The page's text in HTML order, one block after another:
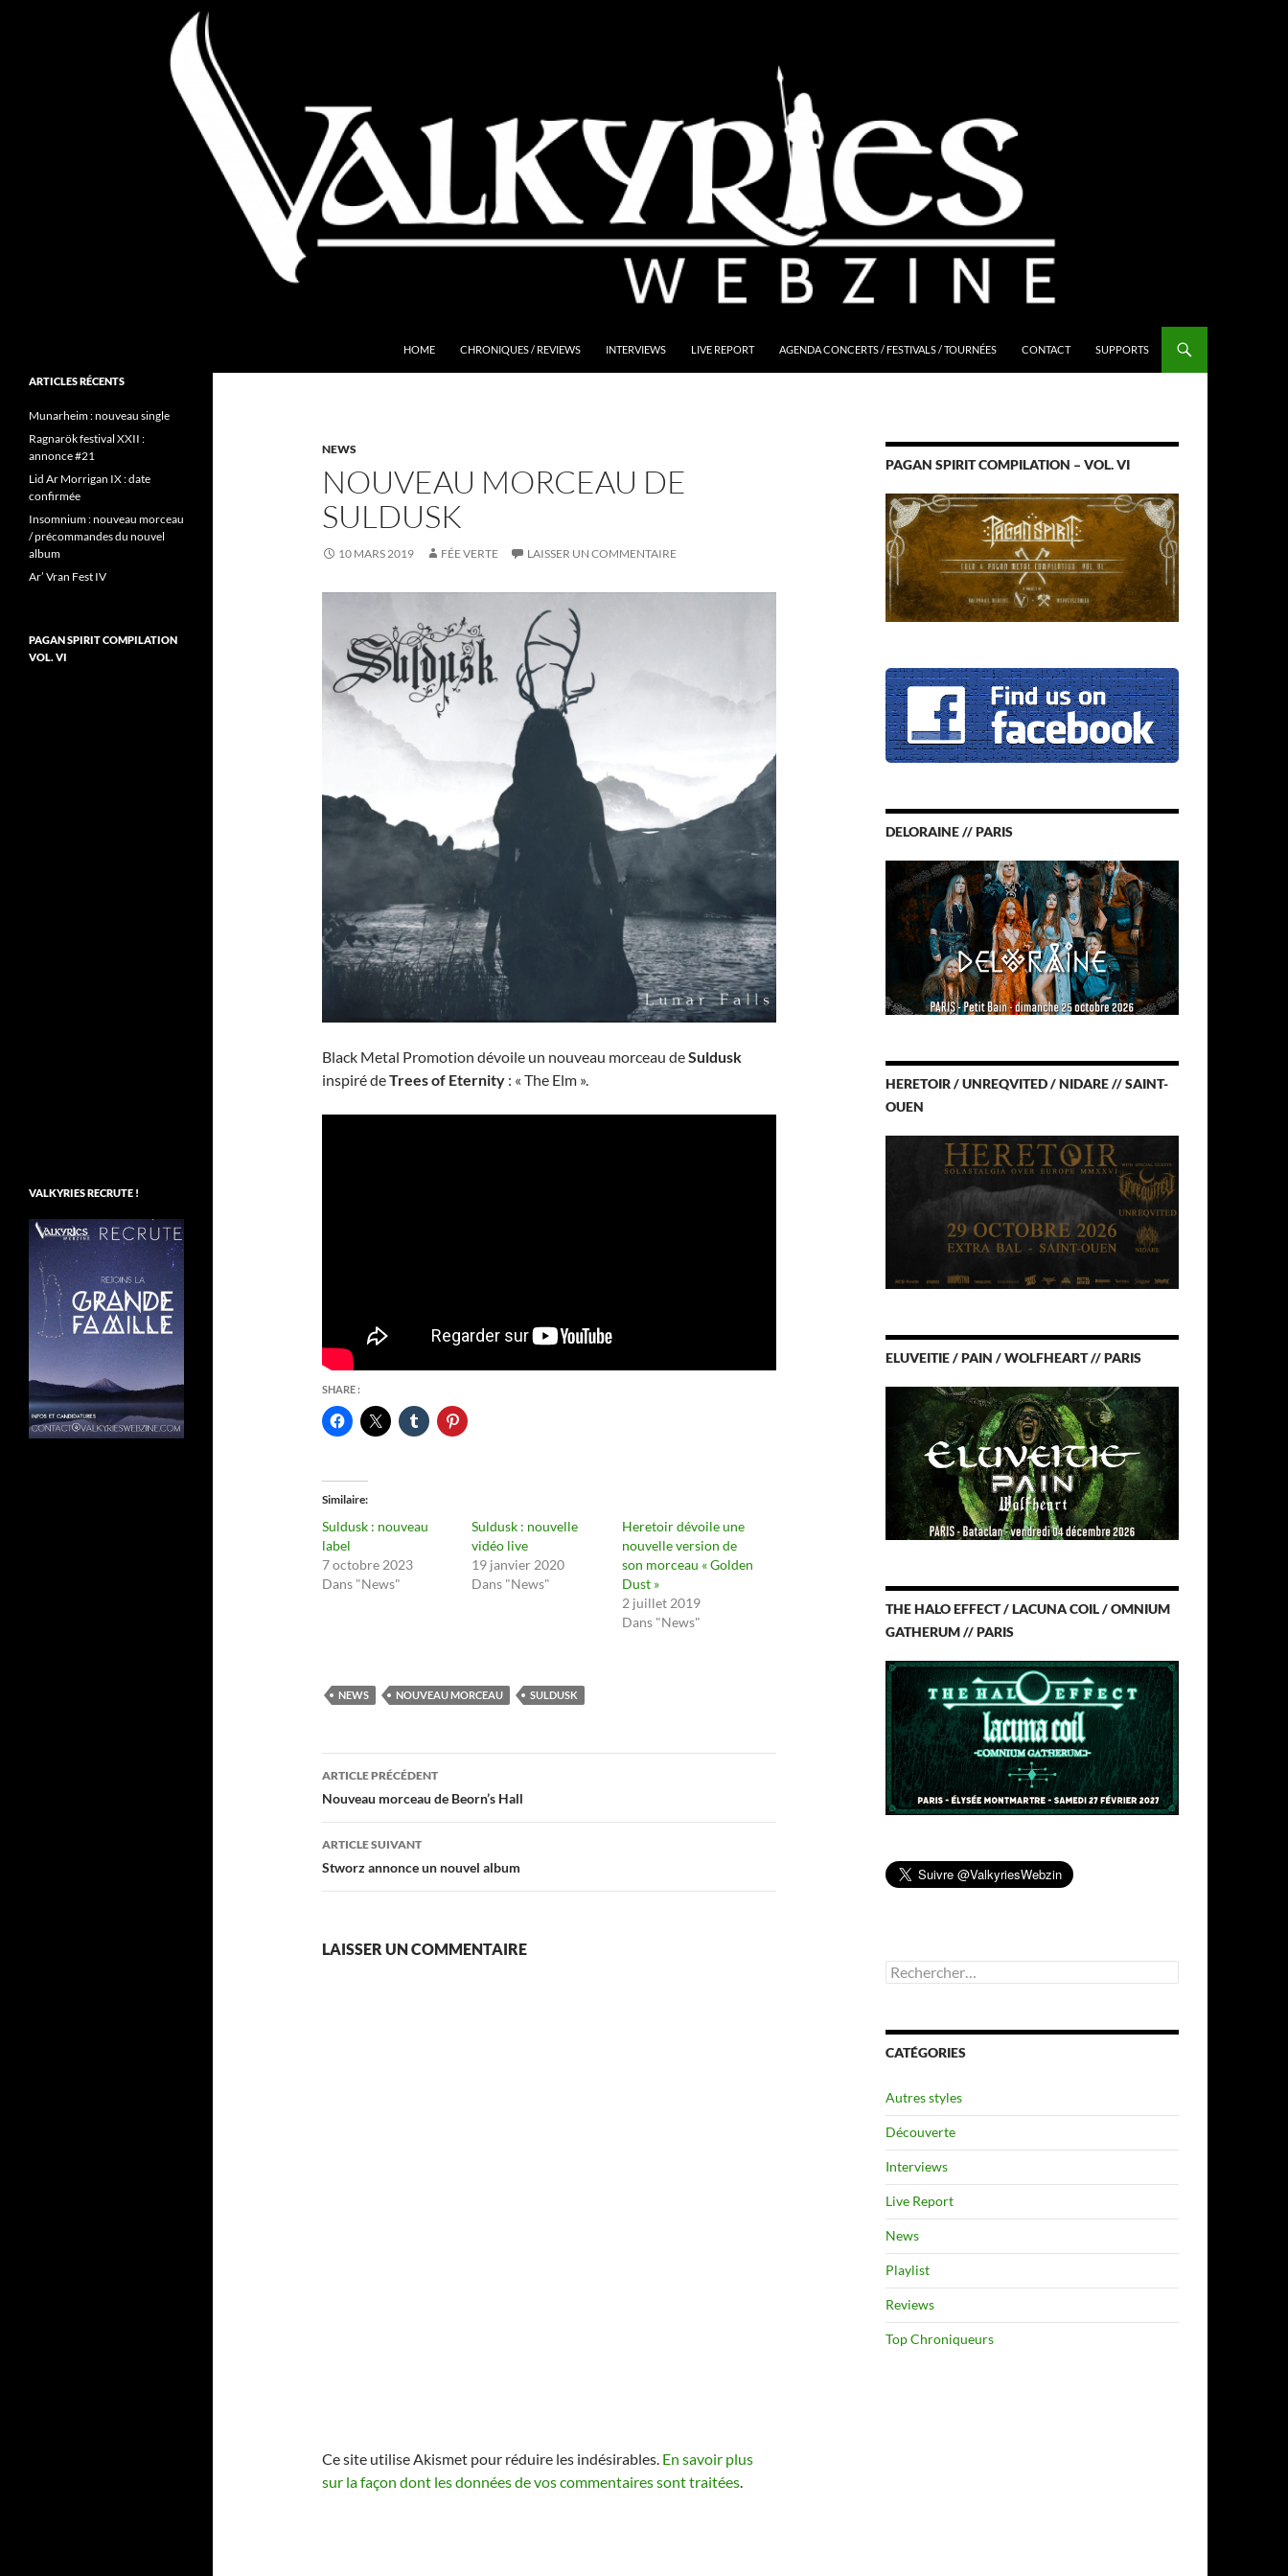
HOME CHRONIQUES / REVIEWS INTERVIEWS LIVE REPORT AGENDA CONCERTS / FESTIVALS / TOURNÉES CONTACT SUPPORTS
NEWS
NOUVEAU MORCEAU DE
SULDUSK
10 MARS 2019 FÉE VERTE LAISSER UN COMMENTAIRE
Black Metal Promotion dévoile un nouveau morceau deSuldusk
inspiré deTrees of Eternity : « The Elm ».
SHARE :
Similaire
Suldusk : nouveau
label
7 octobre 2023
Dans "News"
Suldusk : nouvelle
vidéo live
19 janvier 2020
Dans "News"
Heretoir dévoile une
nouvelle version de
son morceau « Golden
Dust »
2 juillet 2019
Dans "News"
NEWS NOUVEAU MORCEAU SULDUSK
Navigation
des
articles
ARTICLE PRÉCÉDENT
Nouveau morceau de Beorn’s Hall
ARTICLE SUIVANT
Stworz annonce un nouvel album
LAISSER UN COMMENTAIRE
Ce site utilise Akismet pour réduire les indésirables. En savoir plus
sur la façon dont les données de vos commentaires sont traitées.
PAGAN SPIRIT COMPILATION – VOL. VI
DELORAINE // PARIS
HERETOIR / UNREQVITED / NIDARE // SAINT-
OUEN
ELUVEITIE / PAIN / WOLFHEART // PARIS
THE HALO EFFECT / LACUNA COIL / OMNIUM
GATHERUM // PARIS
Rechercher :
CATÉGORIES
Autres styles
Découverte
Interviews
Live Report
News
Playlist
Reviews
Top Chroniqueurs
Folk Pagan Webzine
ARTICLES RÉCENTS
Munarheim : nouveau single
Ragnarök festival XXII :
annonce #21
Lid Ar Morrigan IX : date
confirmée
Insomnium : nouveau morceau
/ précommandes du nouvel
album
Ar’ Vran Fest IV
PAGAN SPIRIT COMPILATION
VOL. VI
VALKYRIES RECRUTE !